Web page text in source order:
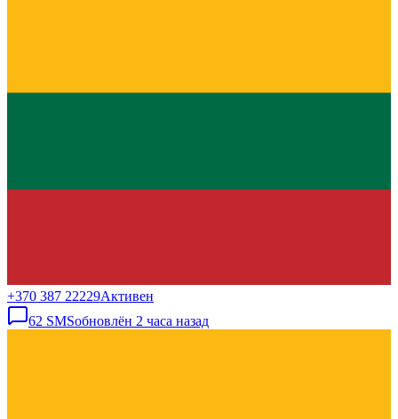
+370 387 22229Активен
62 SMSобновлён 2 часа назад